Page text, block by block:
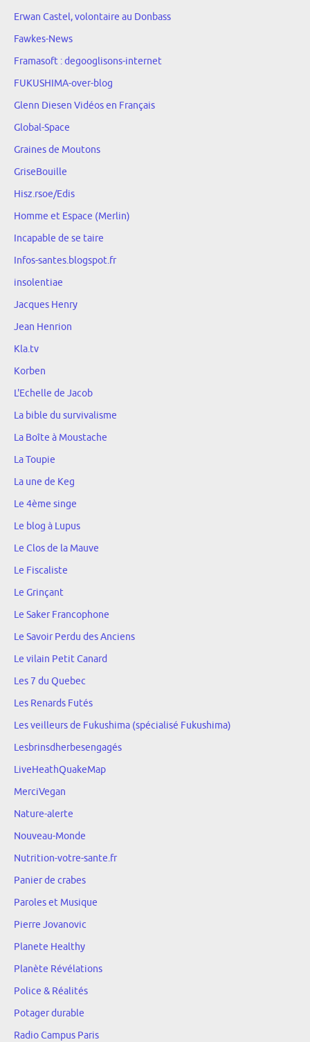
Erwan Castel, volontaire au Donbass
Fawkes-News
Framasoft : degooglisons-internet
FUKUSHIMA-over-blog
Glenn Diesen Vidéos en Français
Global-Space
Graines de Moutons
GriseBouille
Hisz.rsoe/Edis
Homme et Espace (Merlin)
Incapable de se taire
Infos-santes.blogspot.fr
insolentiae
Jacques Henry
Jean Henrion
Kla.tv
Korben
L'Echelle de Jacob
La bible du survivalisme
La Boîte à Moustache
La Toupie
La une de Keg
Le 4ème singe
Le blog à Lupus
Le Clos de la Mauve
Le Fiscaliste
Le Grinçant
Le Saker Francophone
Le Savoir Perdu des Anciens
Le vilain Petit Canard
Les 7 du Quebec
Les Renards Futés
Les veilleurs de Fukushima (spécialisé Fukushima)
Lesbrinsdherbesengagés
LiveHeathQuakeMap
MerciVegan
Nature-alerte
Nouveau-Monde
Nutrition-votre-sante.fr
Panier de crabes
Paroles et Musique
Pierre Jovanovic
Planete Healthy
Planète Révélations
Police & Réalités
Potager durable
Radio Campus Paris